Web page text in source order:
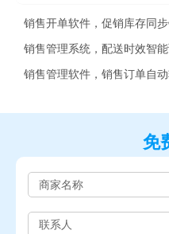
销售开单软件，促销库存同
销售管理系统，配送时效智
销售管理软件，销售订单自
免